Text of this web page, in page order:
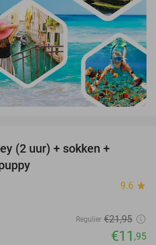
(2 uur) + sokken +
9.6 star
Regulier €21,95
€11 ,95